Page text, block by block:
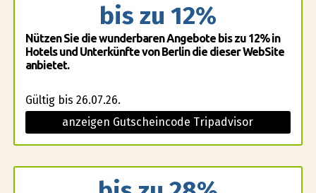
bis zu 12%
Nützen Sie die wunderbaren Angebote bis zu 12% in
Hotels und Unterkünfte von Berlin die dieser WebSite
anbietet.
Gültig bis 26.07.26.
anzeigen Gutscheincode Tripadvisor